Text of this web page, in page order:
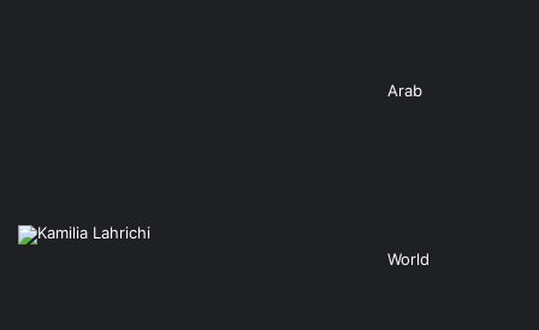
Arab
World